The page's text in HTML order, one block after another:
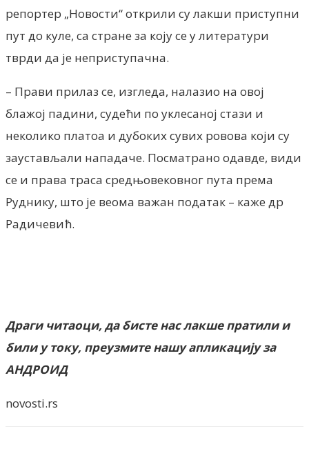
репортер „Новости“ открили су лакши приступни
пут до куле, са стране за коју се у литератури
тврди да је неприступачна.
– Прави прилаз се, изгледа, налазио на овој
блажој падини, судећи по уклесаној стази и
неколико платоа и дубоких сувих ровова који су
заустављали нападаче. Посматрано одавде, види
се и права траса средњовековног пута према
Руднику, што је веома важан податак – каже др
Радичевић.
Драги читаоци, да бисте нас лакше пратили и
били у току, преузмите нашу апликацију за
АНДРОИД
novosti.rs